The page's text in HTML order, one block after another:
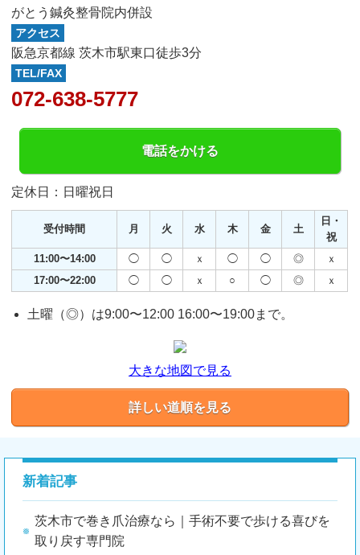
がとう鍼灸整骨院内併設
アクセス
阪急京都線 茨木市駅東口徒歩3分
TEL/FAX
072-638-5777
電話をかける
定休日：日曜祝日
受付時間 月 火 水 木 金 土
日・
祝
11:00〜14:00
◯ ◯ ｘ ◯ ◯ ◎
ｘ
17:00〜22:00
◯ ◯ ｘ ○ ◯ ◎ ｘ
土曜（◎）は9:00〜12:00 16:00〜19:00まで。
大きな地図で見る
詳しい道順を見る
新着記事
茨木市で巻き爪治療なら｜手術不要で歩ける喜びを
取り戻す専門院